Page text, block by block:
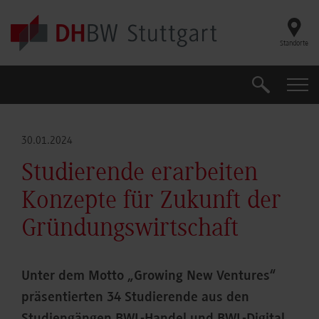
Skip to main content
Standorte
Suche
30.01.2024
Studierende erarbeiten
Konzepte für Zukunft der
Gründungswirtschaft
Unter dem Motto „Growing New Ventures“
präsentierten 34 Studierende aus den